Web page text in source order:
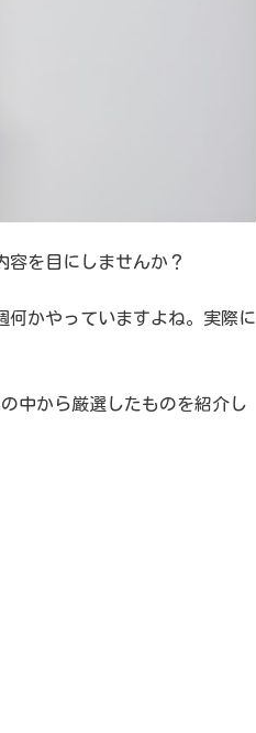
を目にしませんか？
何かやっていますよね。実際に
中から厳選したものを紹介し